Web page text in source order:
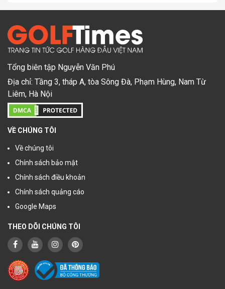
Tổng biên tập Nguyễn Văn Phú
Địa chỉ: Tầng 3, tháp A, tòa Sông Đà, Phạm Hùng, Nam Từ
Liêm, Hà Nội
VỀ CHÚNG TÔI
Về chúng tôi
Chính sách bảo mật
Chính sách điều khoản
Chính sách quảng cáo
Google Maps
THEO DÕI CHÚNG TÔI